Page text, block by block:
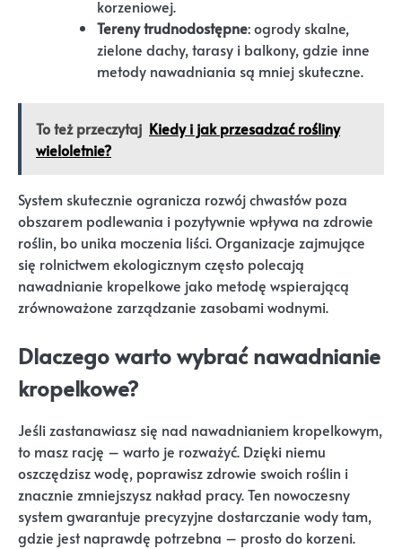
korzeniowej.
Tereny trudnodostępne: ogrody skalne,
zielone dachy, tarasy i balkony, gdzie inne
metody nawadniania są mniej skuteczne.
To też przeczytaj Kiedy i jak przesadzać rośliny
wieloletnie?
System skutecznie ogranicza rozwój chwastów poza
obszarem podlewania i pozytywnie wpływa na zdrowie
roślin, bo unika moczenia liści. Organizacje zajmujące
się rolnictwem ekologicznym często polecają
nawadnianie kropelkowe jako metodę wspierającą
zrównoważone zarządzanie zasobami wodnymi.
Dlaczego warto wybrać nawadnianie
kropelkowe?
Jeśli zastanawiasz się nad nawadnianiem kropelkowym,
to masz rację – warto je rozważyć. Dzięki niemu
oszczędzisz wodę, poprawisz zdrowie swoich roślin i
znacznie zmniejszysz nakład pracy. Ten nowoczesny
system gwarantuje precyzyjne dostarczanie wody tam,
gdzie jest naprawdę potrzebna – prosto do korzeni.